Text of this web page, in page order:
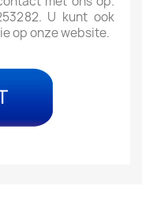
U kunt ook
op onze website.